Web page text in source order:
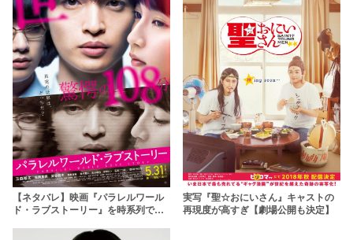
【ネタバレ】映画『パラレルワール
ド・ラブストーリー』を時系列で解
実写『聖☆おにいさん』キャストの
再現度が高すぎ【劇場公開も決定】